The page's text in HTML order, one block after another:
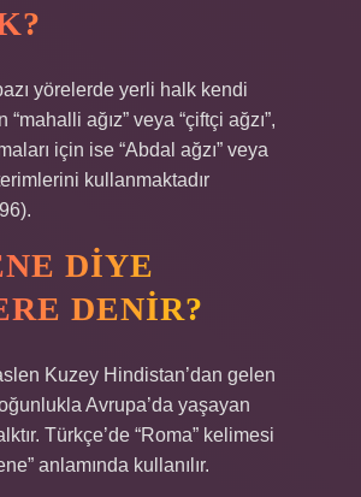
yörelerde yerli halk kendi
“mahalli ağız” veya “çiftçi ağzı”,
için ise “Abdal ağzı” veya
kullanmaktadır
DIYE
DENIR?
Kuzey Hindistan’dan gelen
Avrupa’da yaşayan
Türkçe’de “Roma” kelimesi
anlamında kullanılır.